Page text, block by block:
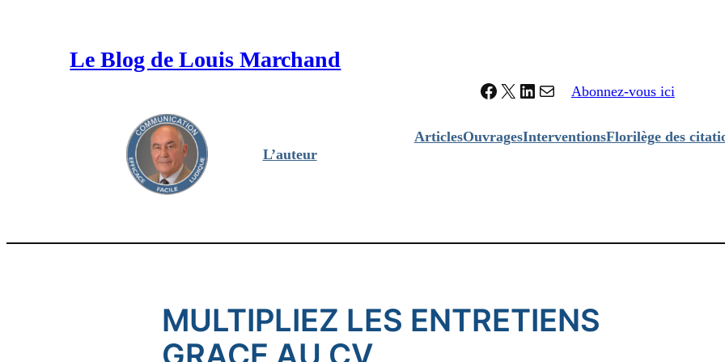
Le Blog de Louis Marchand
L’auteur
Facebook X LinkedIn Contacter Louis Marchand Abonnez-vous ici
ArticlesOuvragesInterventionsFlorilège des
MULTIPLIEZ LES ENTRETIENS